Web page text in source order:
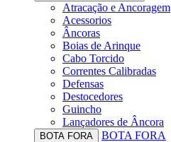
Atracação e Ancoragem
Acessorios
Âncoras
Boias de Arinque
Cabo Torcido
Correntes Calibradas
Defensas
Destocedores
Guincho
Lançadores de Âncora
BOTA FORA
BOTA FORA